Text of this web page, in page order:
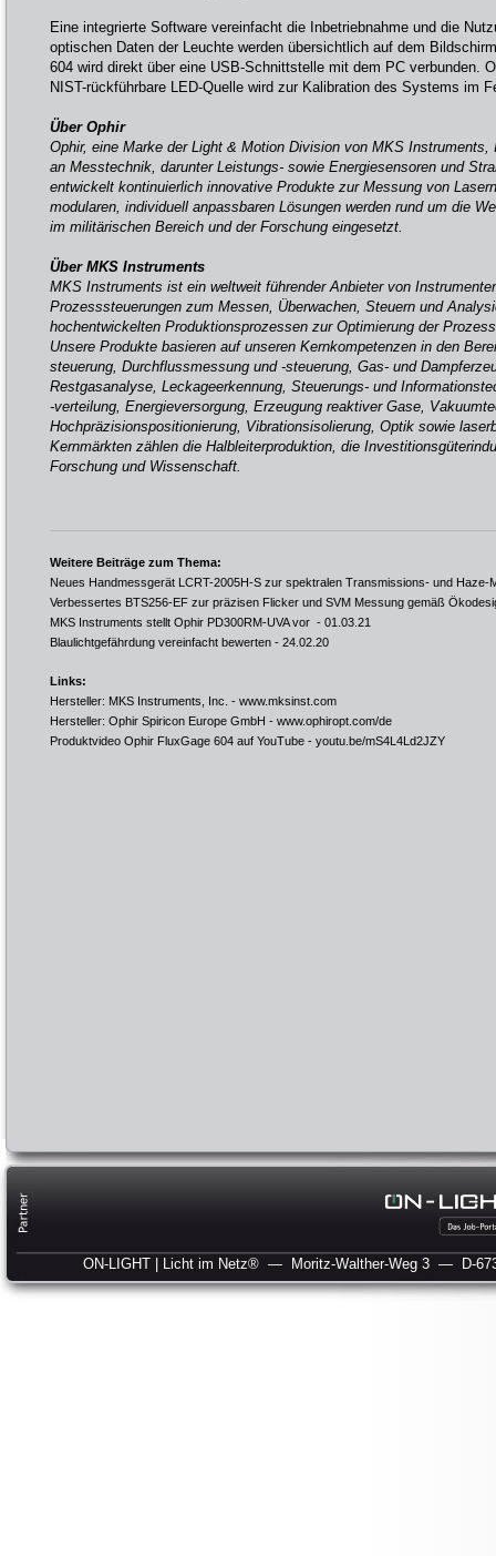
Eine integrierte Software vereinfacht die Inbetriebnahme und die
optischen Daten der Leuchte werden übersichtlich auf dem
604 wird direkt über eine USB-Schnittstelle mit dem PC verbunden.
NIST-rückführbare LED-Quelle wird zur Kalibration des Systems im
Über Ophir
Ophir, eine Marke der Light & Motion Division von MKS
an Messtechnik, darunter Leistungs- sowie Energiesensoren und
entwickelt kontinuierlich innovative Produkte zur Messung von
modularen, individuell anpassbaren Lösungen werden rund um die
im militärischen Bereich und der Forschung eingesetzt.
Über MKS Instruments
MKS Instruments ist ein weltweit führender Anbieter von
Prozesssteuerungen zum Messen, Überwachen, Steuern und
hochentwickelten Produktionsprozessen zur Optimierung der
Unsere Produkte basieren auf unseren Kernkompetenzen in den
steuerung, Durchflussmessung und -steuerung, Gas- und
Restgasanalyse, Leckageerkennung, Steuerungs- und
-verteilung, Energieversorgung, Erzeugung reaktiver Gase,
Hochpräzisionspositionierung, Vibrationsisolierung, Optik sowie
Kernmärkten zählen die Halbleiterproduktion, die
Forschung und Wissenschaft.
Weitere Beiträge zum Thema:
Neues Handmessgerät LCRT-2005H-S zur spektralen Transmissions- und Haze-
Verbessertes BTS256-EF zur präzisen Flicker und SVM Messung gemäß
MKS Instruments stellt Ophir PD300RM-UVA vor - 01.03.21
Blaulichtgefährdung vereinfacht bewerten - 24.02.20
Links:
Hersteller: MKS Instruments, Inc. - www.mksinst.com
Hersteller: Ophir Spiricon Europe GmbH - www.ophiropt.com/de
Produktvideo Ophir FluxGage 604 auf YouTube - youtu.be/mS4L4Ld2JZY
ON-LIGHT | Licht im Netz® — Moritz-Walther-Weg 3 — D-